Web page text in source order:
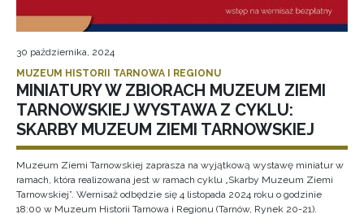
30 października, 2024
MUZEUM HISTORII TARNOWA I REGIONU
MINIATURY W ZBIORACH MUZEUM ZIEMI
TARNOWSKIEJ WYSTAWA Z CYKLU:
SKARBY MUZEUM ZIEMI TARNOWSKIEJ
Muzeum Ziemi Tarnowskiej zaprasza na wyjątkową wystawę miniatur w
ramach, która realizowana jest w ramach cyklu „Skarby Muzeum Ziemi
Tarnowskiej”. Wernisaż odbędzie się 4 listopada 2024 roku o godzinie
18:00 w Muzeum Historii Tarnowa i Regionu (Tarnów, Rynek 20-21).